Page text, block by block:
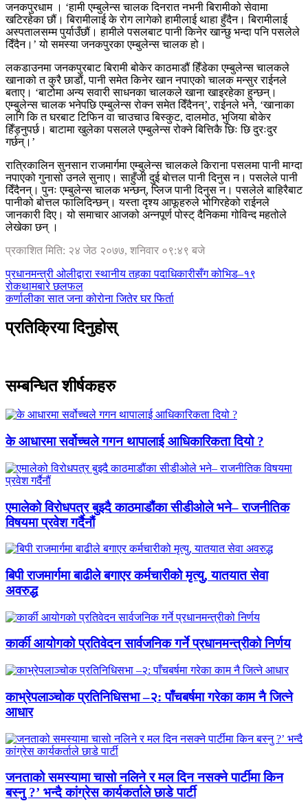
जनकपुरधाम । ‘हामी एम्बुलेन्स चालक दिनरात नभनी बिरामीको सेवामा
खटिरहेका छौं। बिरामीलाई के रोग लागेको हामीलाई थाहा हुँदैन। बिरामीलाई
अस्पतालसम्म पुर्या‍‍उँछौं। हामीले पसलबाट पानी किनेर खान्छु भन्दा पनि पसलेले
दिँदैन।’ यो समस्या जनकपुरका एम्बुलेन्स चालक हो।
लकडाउनमा जनकपुरबाट बिरामी बोकेर काठमाडौं हिँडेका एम्बुलेन्स चालकले
खानाको त कुरै छाडौं, पानी समेत किनेर खान नपाएको चालक मन्सुर राईनले
बताए। ‘बाटोमा अन्य सवारी साधनका चालकले खाना खाइरहेका हुन्छन्।
एम्बुलेन्स चालक भनेपछि एम्बुलेन्स रोक्न समेत दिँदैनन्’, राईनले भने, ‘खानाका
लागि कि त घरबाट टिफिन वा चाउचाउ बिस्कुट, दालमोठ, भुजिया बोकेर
हिँड्नुपर्छ। बाटामा खुलेका पसलले एम्बुलेन्स रोक्ने बित्तिकै छिः छि दुरःदुर
गर्छन्।’
रात्रिकालिन सुनसान राजमार्गमा एम्बुलेन्स चालकले किराना पसलमा पानी माग्दा
नपाएको गुनासो उनले सुनाए। साहुँजी दुई बोत्तल पानी दिनुस न। पसलेले पानी
दिँदैनन्। पुनः एम्बुलेन्स चालक भन्छन्, प्लिज पानी दिनुस न। पसलेले बाहिरैबाट
पानीको बोत्तल फालिदिन्छन्। यस्ता दृश्य आफूहरुले भोगिरहेको राईनले
जानकारी दिए। यो समाचार आजको अन्नपूर्ण पोस्ट् दैनिकमा गोविन्द महतोले
लेखेका छन् ।
प्रकाशित मिति: २४ जेठ २०७७, शनिवार ०९:४९ बजे
प्रधानमन्त्री ओलीद्वारा स्थानीय तहका पदाधिकारीसँग कोभिड–१९
रोकथामबारे छलफल
कर्णालीका सात जना कोरोना जितेर घर फिर्ता
प्रतिक्रिया दिनुहोस्
सम्बन्धित शीर्षकहरु
के आधारमा सर्वोच्चले गगन थापालाई आधिकारिकता दियो ?
एमालेको विरोधपत्र बुझ्दै काठमाडौंका सीडीओले भने– राजनीतिक
विषयमा प्रवेश गर्दैनौं
बिपी राजमार्गमा बाढीले बगाएर कर्मचारीको मृत्यु, यातयात सेवा
अवरुद्ध
कार्की आयोगको प्रतिवेदन सार्वजनिक गर्ने प्रधानमन्त्रीको निर्णय
काभ्रेपलाञ्चोक प्रतिनिधिसभा –२: पाँचबर्षमा गरेका काम नै जित्ने
आधार
जनताको समस्यामा चासो नलिने र मल दिन नसक्ने पार्टीमा किन
बस्नु ?’ भन्दै कांग्रेस कार्यकर्ताले छाडे पार्टी